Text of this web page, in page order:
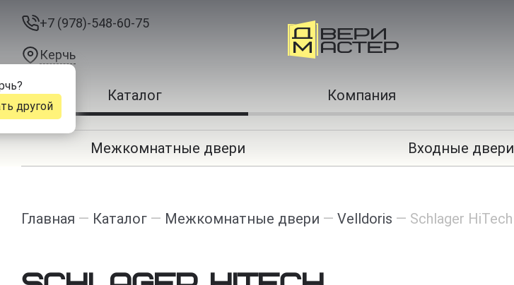
+7 (978)-548-60-75
Керчь
?
другой
Каталог Компания
Межкомнатные двери Входные двери
Главная — Каталог — Межкомнатные двери — Velldoris — Schlager HiTech